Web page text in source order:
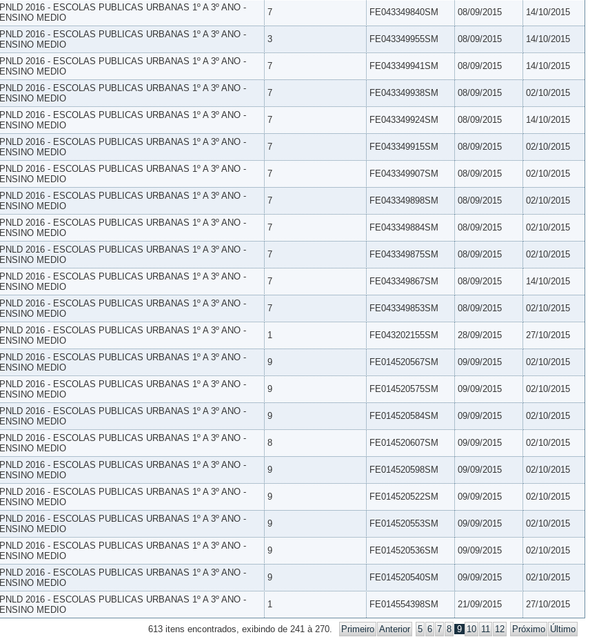
PNLD 2016 - ESCOLAS PUBLICAS URBANAS 1º A 3º ANO -
ENSINO MEDIO
7 FE043349840SM 08/09/2015 14/10/2015
PNLD 2016 - ESCOLAS PUBLICAS URBANAS 1º A 3º ANO -
ENSINO MEDIO
3 FE043349955SM 08/09/2015 14/10/2015
PNLD 2016 - ESCOLAS PUBLICAS URBANAS 1º A 3º ANO -
ENSINO MEDIO
7 FE043349941SM 08/09/2015 14/10/2015
PNLD 2016 - ESCOLAS PUBLICAS URBANAS 1º A 3º ANO -
ENSINO MEDIO
7 FE043349938SM 08/09/2015 02/10/2015
PNLD 2016 - ESCOLAS PUBLICAS URBANAS 1º A 3º ANO -
ENSINO MEDIO
7 FE043349924SM 08/09/2015 14/10/2015
PNLD 2016 - ESCOLAS PUBLICAS URBANAS 1º A 3º ANO -
ENSINO MEDIO
7 FE043349915SM 08/09/2015 02/10/2015
PNLD 2016 - ESCOLAS PUBLICAS URBANAS 1º A 3º ANO -
ENSINO MEDIO
7 FE043349907SM 08/09/2015 02/10/2015
PNLD 2016 - ESCOLAS PUBLICAS URBANAS 1º A 3º ANO -
ENSINO MEDIO
7 FE043349898SM 08/09/2015 02/10/2015
PNLD 2016 - ESCOLAS PUBLICAS URBANAS 1º A 3º ANO -
ENSINO MEDIO
7 FE043349884SM 08/09/2015 02/10/2015
PNLD 2016 - ESCOLAS PUBLICAS URBANAS 1º A 3º ANO -
ENSINO MEDIO
7 FE043349875SM 08/09/2015 02/10/2015
PNLD 2016 - ESCOLAS PUBLICAS URBANAS 1º A 3º ANO -
ENSINO MEDIO
7 FE043349867SM 08/09/2015 14/10/2015
PNLD 2016 - ESCOLAS PUBLICAS URBANAS 1º A 3º ANO -
ENSINO MEDIO
7 FE043349853SM 08/09/2015 02/10/2015
PNLD 2016 - ESCOLAS PUBLICAS URBANAS 1º A 3º ANO -
ENSINO MEDIO
1 FE043202155SM 28/09/2015 27/10/2015
PNLD 2016 - ESCOLAS PUBLICAS URBANAS 1º A 3º ANO -
ENSINO MEDIO
9 FE014520567SM 09/09/2015 02/10/2015
PNLD 2016 - ESCOLAS PUBLICAS URBANAS 1º A 3º ANO -
ENSINO MEDIO
9 FE014520575SM 09/09/2015 02/10/2015
PNLD 2016 - ESCOLAS PUBLICAS URBANAS 1º A 3º ANO -
ENSINO MEDIO
9 FE014520584SM 09/09/2015 02/10/2015
PNLD 2016 - ESCOLAS PUBLICAS URBANAS 1º A 3º ANO -
ENSINO MEDIO
8 FE014520607SM 09/09/2015 02/10/2015
PNLD 2016 - ESCOLAS PUBLICAS URBANAS 1º A 3º ANO -
ENSINO MEDIO
9 FE014520598SM 09/09/2015 02/10/2015
PNLD 2016 - ESCOLAS PUBLICAS URBANAS 1º A 3º ANO -
ENSINO MEDIO
9 FE014520522SM 09/09/2015 02/10/2015
PNLD 2016 - ESCOLAS PUBLICAS URBANAS 1º A 3º ANO -
ENSINO MEDIO
9 FE014520553SM 09/09/2015 02/10/2015
PNLD 2016 - ESCOLAS PUBLICAS URBANAS 1º A 3º ANO -
ENSINO MEDIO
9 FE014520536SM 09/09/2015 02/10/2015
PNLD 2016 - ESCOLAS PUBLICAS URBANAS 1º A 3º ANO -
ENSINO MEDIO
9 FE014520540SM 09/09/2015 02/10/2015
PNLD 2016 - ESCOLAS PUBLICAS URBANAS 1º A 3º ANO -
ENSINO MEDIO
1 FE014554398SM 21/09/2015 27/10/2015
613 itens encontrados, exibindo de 241 à 270. Primeiro Anterior 5 6 7 8 9 10 11 12 Próximo Último